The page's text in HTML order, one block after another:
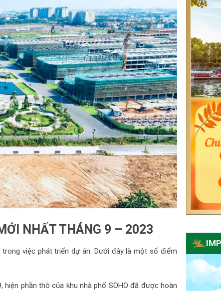
NHẤT THÁNG 9 – 2023
việc phát triển dự án. Dưới đây là một số điểm
phần thô của khu nhà phố SOHO đã được hoàn